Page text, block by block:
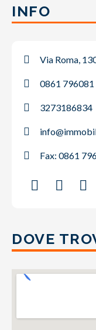
INFO
Via Roma,
0861 796081
3273186834
Fax: 0861
DOVE